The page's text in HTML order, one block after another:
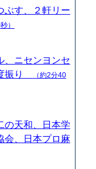
ぶす、２軒リー
）
、ニセンヨンセ
振り
（約2分40
の天和、日本学
会、日本プロ麻